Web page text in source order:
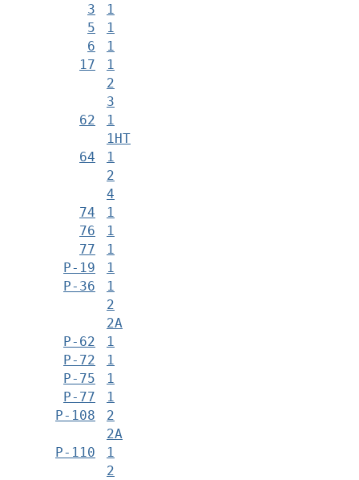
3
1
5
1
6
1
17
1
2
3
62
1
1НТ
64
1
2
4
74
1
76
1
77
1
Р-19
1
Р-36
1
2
2А
Р-62
1
Р-72
1
Р-75
1
Р-77
1
Р-108
2
2А
Р-110
1
2